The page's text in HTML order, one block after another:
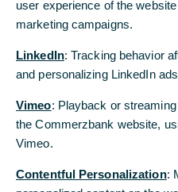
die richtigen Produkte und
unsere Firmenkunden bei der
grenzüberschreitenden
internationalen
Identifizierung und Minderung
ständigem Wandel befindlichen
sind.
Unser zukunftsorientiertes
Ihres Geschäftssegments. Mit
user experience of the
marketing campaigns.
LinkedIn: Tracking behavior
and personalizing LinkedIn
Vimeo: Playback or
the Commerzbank website,
Vimeo.
Contentful Personalization:
user experience of the
marketing campaigns.
LinkedIn: Tracking behavior
and personalizing LinkedIn
Vimeo: Playback or
the Commerzbank website,
Vimeo.
Contentful Personalization: